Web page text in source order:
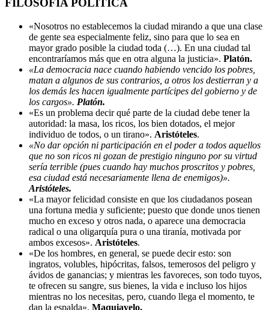
FILOSOFÍA POLÍTICA
«Nosotros no establecemos la ciudad mirando a que una clase
de gente sea especialmente feliz, sino para que lo sea en
mayor grado posible la ciudad toda (…). En una ciudad tal
encontraríamos más que en otra alguna la justicia». Platón.
«La democracia nace cuando habiendo vencido los pobres,
matan a algunos de sus contrarios, a otros los destierran y a
los demás les hacen igualmente partícipes del gobierno y de
los cargos». Platón.
«Es un problema decir qué parte de la ciudad debe tener la
autoridad: la masa, los ricos, los bien dotados, el mejor
individuo de todos, o un tirano». Aristóteles.
«No dar opción ni participación en el poder a todos aquellos
que no son ricos ni gozan de prestigio ninguno por su virtud
sería terrible (pues cuando hay muchos proscritos y pobres,
esa ciudad está necesariamente llena de enemigos)».
Aristóteles.
«La mayor felicidad consiste en que los ciudadanos posean
una fortuna media y suficiente; puesto que donde unos tienen
mucho en exceso y otros nada, o aparece una democracia
radical o una oligarquía pura o una tiranía, motivada por
ambos excesos». Aristóteles.
«De los hombres, en general, se puede decir esto: son
ingratos, volubles, hipócritas, falsos, temerosos del peligro y
ávidos de ganancias; y mientras les favoreces, son todo tuyos,
te ofrecen su sangre, sus bienes, la vida e incluso los hijos
mientras no los necesitas, pero, cuando llega el momento, te
dan la espalda». Maquiavelo.